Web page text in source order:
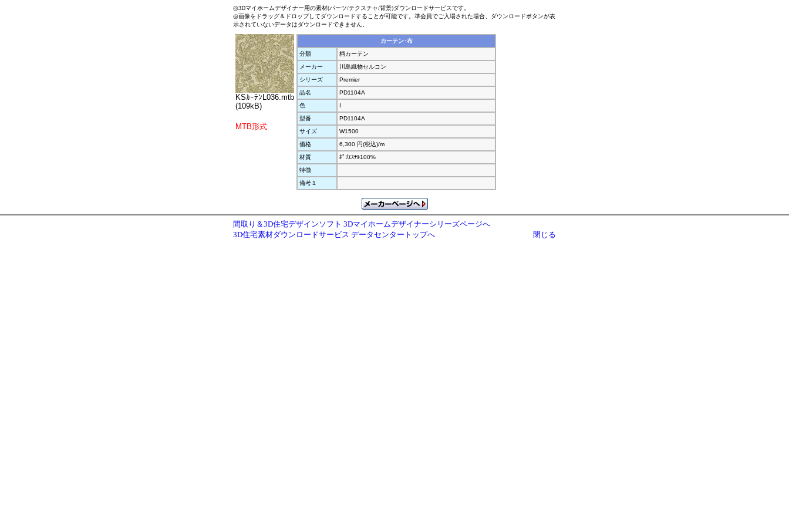
◎3Dマイホームデザイナー用の素材(パーツ/テクスチャ/背景)ダウンロードサービスです。
◎画像をドラッグ＆ドロップしてダウンロードすることが可能です。準会員でご入場された場合、ダウンロードボタンが表
示されていないデータはダウンロードできません。
KSｶｰﾃﾝL036.mtb
(109kB)
MTB形式
カーテン･布
分類
柄カーテン
メーカー
川島織物セルコン
シリーズ
Premier
品名
PD1104A
色
I
型番
PD1104A
サイズ
W1500
価格
6,300 円(税込)/m
材質
ﾎﾟﾘｴｽﾃﾙ100%
特徴
備考１
間取り＆3D住宅デザインソフト 3Dマイホームデザイナーシリーズページへ
3D住宅素材ダウンロードサービス データセンタートップへ
閉じる